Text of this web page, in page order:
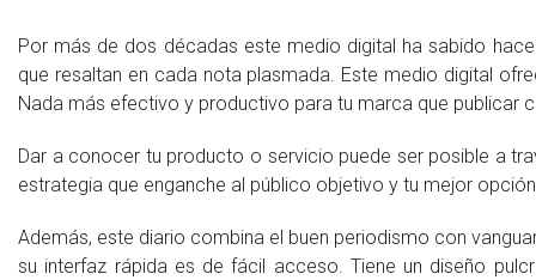
Por más de dos décadas este medio digital ha sabido
que resaltan en cada nota plasmada. Este medio digital
Nada más efectivo y productivo para tu marca que publicar
Dar a conocer tu producto o servicio puede ser posible a
estrategia que enganche al público objetivo y tu mejor
Además, este diario combina el buen periodismo con
su interfaz rápida es de fácil acceso. Tiene un diseño